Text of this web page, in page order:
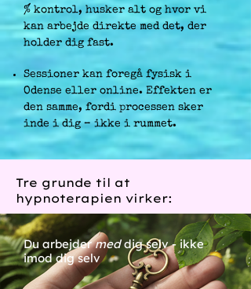
% kontrol, husker alt og hvor vi
kan arbejde direkte med det, der
holder dig fast.
Sessioner kan foregå fysisk i
Odense eller online. Effekten er
den samme, fordi processen sker
inde i dig – ikke i rummet.
Tre grunde til at
hypnoterapien virker:
Du arbejdermeddig selv - ikke
imod dig selv